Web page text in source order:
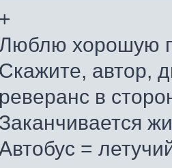
+
хорошую
Скажите, автор,
реверанс в
Заканчивается
=